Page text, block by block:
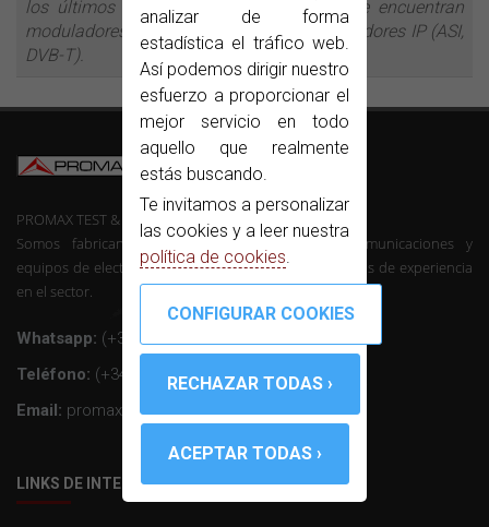
analizar de forma
estadística el tráfico web.
Así podemos dirigir nuestro
esfuerzo a proporcionar el
mejor servicio en todo
aquello que realmente
estás buscando.
Te invitamos a personalizar
las cookies y a leer nuestra
política de cookies.
los últimos desarrollos de la compañía se encuentran
moduladores DVB-T, streamers IP o convertidores IP (ASI,
DVB-T).
PROMAX TEST & MEASUREMENT, SLU ©
Somos fabricantes de instrumentación de telecomunicaciones y
equipos de electrónica profesional con mas de 50 años de experiencia
en el sector.
Whatsapp: (+34) 607 26 65 32
Teléfono: (+34) 931 847 700
Email: promax@promax.es
LINKS DE INTERÉS